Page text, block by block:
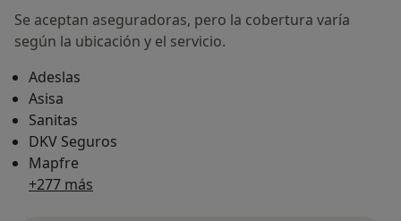
Se aceptan aseguradoras, pero la cobertura varía
según la ubicación y el servicio.
Adeslas
Asisa
Sanitas
DKV Seguros
Mapfre
+277 más